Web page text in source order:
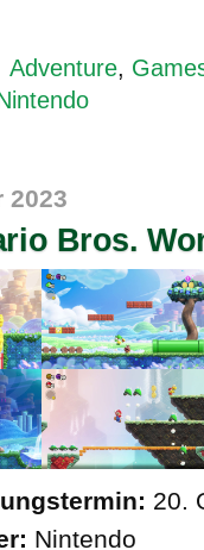
Adventure,
2023
Bros.
20.
Nintendo